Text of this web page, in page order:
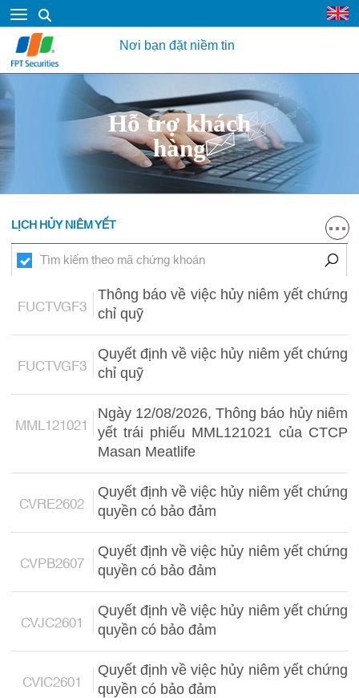
Nơi bạn đặt niềm tin
Hỗ trợ khách
hàng
LỊCH HỦY NIÊM YẾT
FUCTVGF3
Thông báo về việc hủy niêm yết chứng
chỉ quỹ
FUCTVGF3
Quyết định về việc hủy niêm yết chứng
chỉ quỹ
MML121021
Ngày 12/08/2026, Thông báo hủy niêm
yết trái phiếu MML121021 của CTCP
Masan Meatlife
CVRE2602
Quyết định về việc hủy niêm yết chứng
quyền có bảo đảm
CVPB2607
Quyết định về việc hủy niêm yết chứng
quyền có bảo đảm
CVJC2601
Quyết định về việc hủy niêm yết chứng
quyền có bảo đảm
CVIC2601
Quyết định về việc hủy niêm yết chứng
quyền có bảo đảm